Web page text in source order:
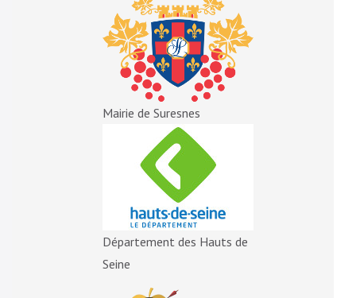
Mairie de Suresnes
Département des Hauts de
Seine